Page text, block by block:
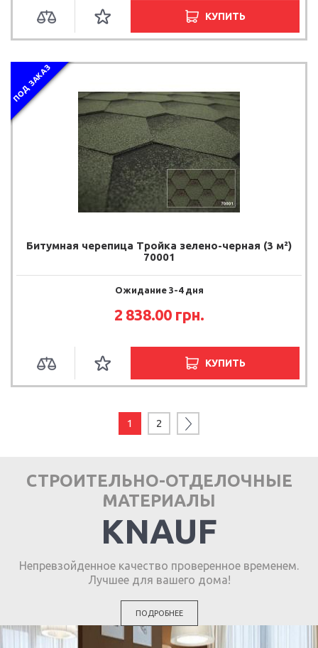
КУПИТЬ
ПОД ЗАКАЗ
Битумная черепица Тройка зелено-черная (3 м²)
70001
Ожидание 3-4 дня
2 838.00 грн.
КУПИТЬ
1 2
СТРОИТЕЛЬНО-ОТДЕЛОЧНЫЕ
МАТЕРИАЛЫ
KNAUF
Непревзойденное качество проверенное временем.
Лучшее для вашего дома!
ПОДРОБНЕЕ